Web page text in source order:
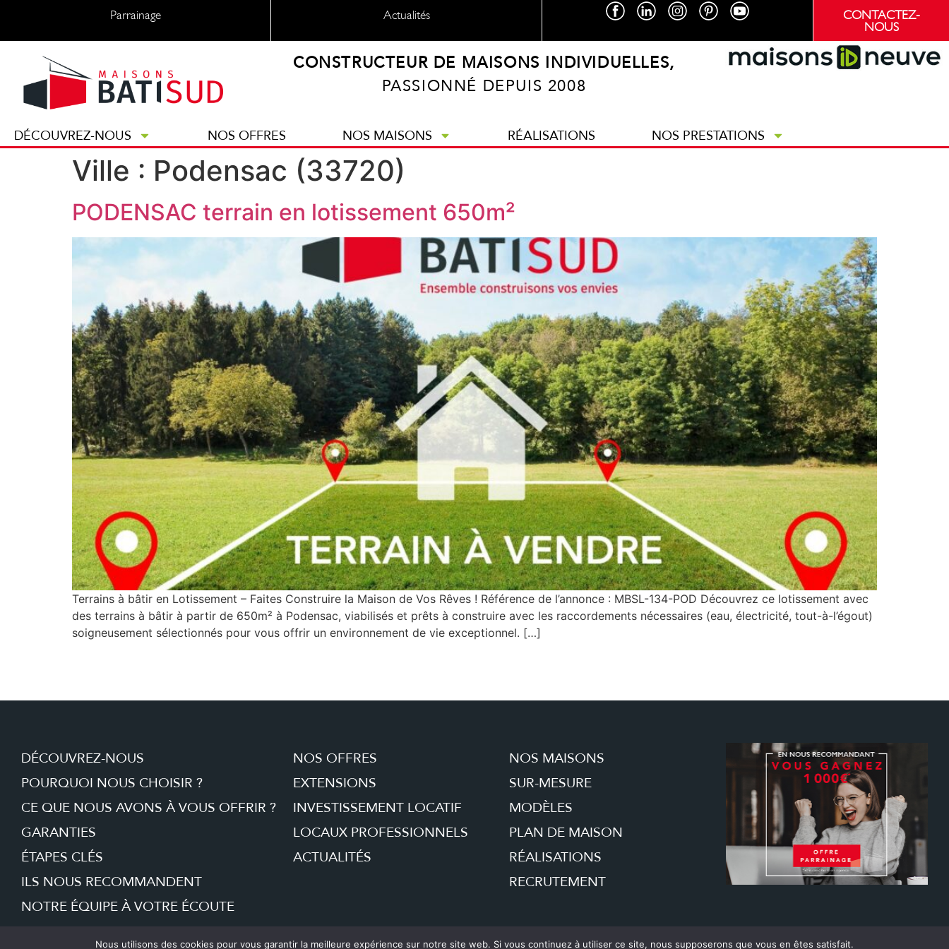
Parrainage Actualités CONTACTEZ-
NOUS
CONSTRUCTEUR DE MAISONS INDIVIDUELLES,
PASSIONNÉ DEPUIS 2008
DÉCOUVREZ-NOUS NOS OFFRES NOS MAISONS RÉALISATIONS NOS PRESTATIONS
Ville : Podensac (33720)
PODENSAC terrain en lotissement 650m²
Terrains à bâtir en Lotissement – Faites Construire la Maison de Vos Rêves ! Référence de l’annonce : MBSL-134-POD Découvrez ce lotissement avec
des terrains à bâtir à partir de 650m² à Podensac, viabilisés et prêts à construire avec les raccordements nécessaires (eau, électricité, tout-à-l’égout)
soigneusement sélectionnés pour vous offrir un environnement de vie exceptionnel. […]
DÉCOUVREZ-NOUS
POURQUOI NOUS CHOISIR ?
CE QUE NOUS AVONS À VOUS OFFRIR ?
GARANTIES
ÉTAPES CLÉS
ILS NOUS RECOMMANDENT
NOTRE ÉQUIPE À VOTRE ÉCOUTE
NOS OFFRES
EXTENSIONS
INVESTISSEMENT LOCATIF
LOCAUX PROFESSIONNELS
ACTUALITÉS
NOS MAISONS
SUR-MESURE
MODÈLES
PLAN DE MAISON
RÉALISATIONS
RECRUTEMENT
Nous utilisons des cookies pour vous garantir la meilleure expérience sur notre site web. Si vous continuez à utiliser ce site, nous supposerons que vous en êtes satisfait.